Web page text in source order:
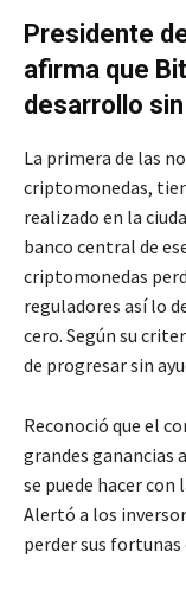
Presidente
afirma que
desarrollo
La primera de las
criptomonedas,
realizado en la
banco central de
criptomonedas
reguladores así lo
cero. Según su
de progresar sin
Reconoció que el
grandes ganancias
se puede hacer
Alertó a los
perder sus